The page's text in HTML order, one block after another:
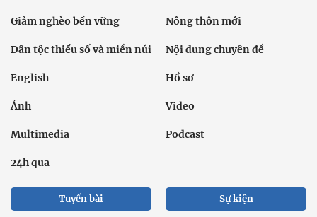
Giảm nghèo bền vững Nông thôn mới
Dân tộc thiểu số và miền núi Nội dung chuyên đề
English Hồ sơ
Ảnh Video
Multimedia Podcast
24h qua
Tuyến bài Sự kiện